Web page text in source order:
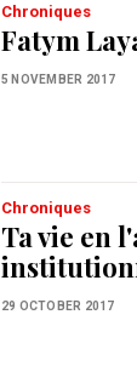
Chroniques
Fatym
5 NOVEMBER 2017
Chroniques
Ta vie en
29 OCTOBER 2017